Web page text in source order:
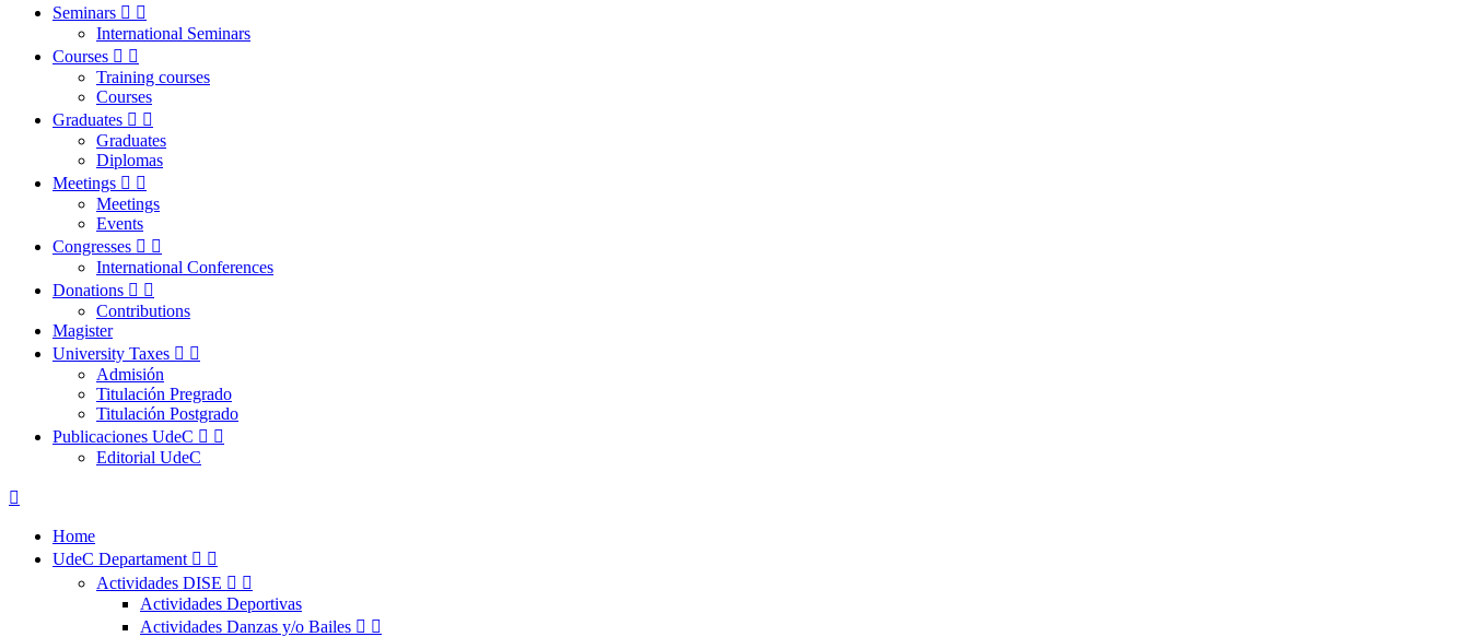
Seminars  
International Seminars
Courses  
Training courses
Courses
Graduates  
Graduates
Diplomas
Meetings  
Meetings
Events
Congresses  
International Conferences
Donations  
Contributions
Magister
University Taxes  
Admisión
Titulación Pregrado
Titulación Postgrado
Publicaciones UdeC  
Editorial UdeC

Home
UdeC Departament  
Actividades DISE  
Actividades Deportivas
Actividades Danzas y/o Bailes  